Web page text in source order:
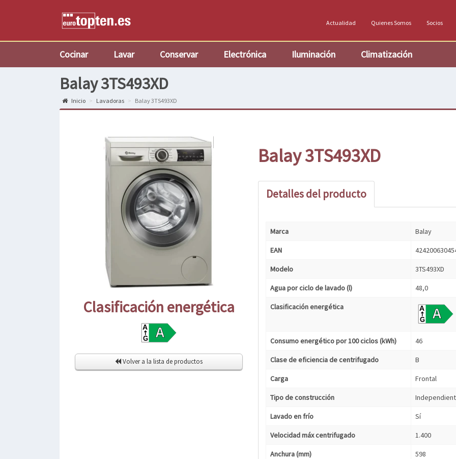
Actualidad Quienes Somos Socios
Cocinar Lavar Conservar Electrónica Iluminación Climatización
Balay 3TS493XD
Inicio Lavadoras Balay 3TS493XD
Clasificación energética
Volver a la lista de productos
Balay 3TS493XD
Detalles del producto
Marca Balay
EAN
Modelo 3TS493XD
Agua por ciclo de lavado (l) 48,0
Clasificación energética
Consumo energético por 100 ciclos (kWh) 46
Clase de eficiencia de centrifugado B
Carga Frontal
Tipo de construcción
Lavado en frío Sí
Velocidad máx centrifugado 1.400
Anchura (mm) 598